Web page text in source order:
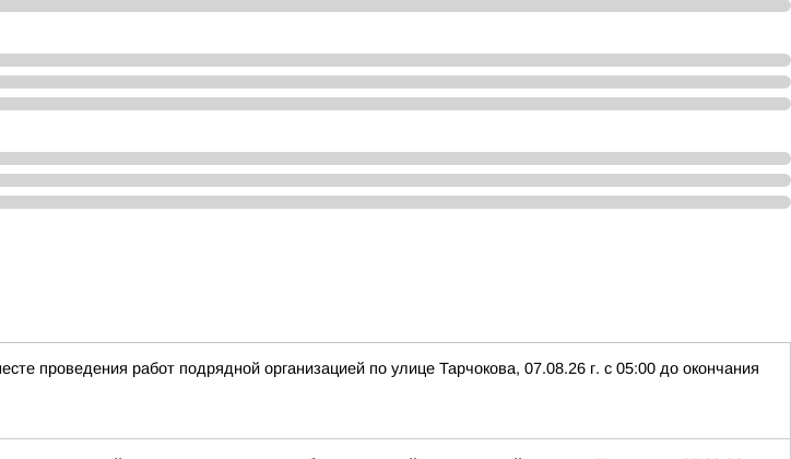
проведения работ подрядной организацией по улице Тарчокова, 07.08.26 г. с 05:00 до окончания